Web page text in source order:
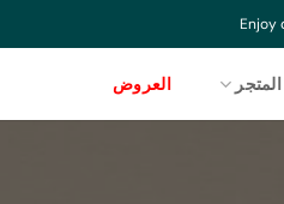
Enjoy
المتجر العروض